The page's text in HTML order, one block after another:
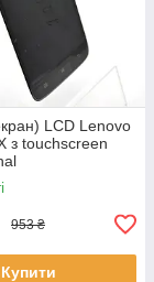
LCD Lenovo
з touchscreen
953 ₴
Купити